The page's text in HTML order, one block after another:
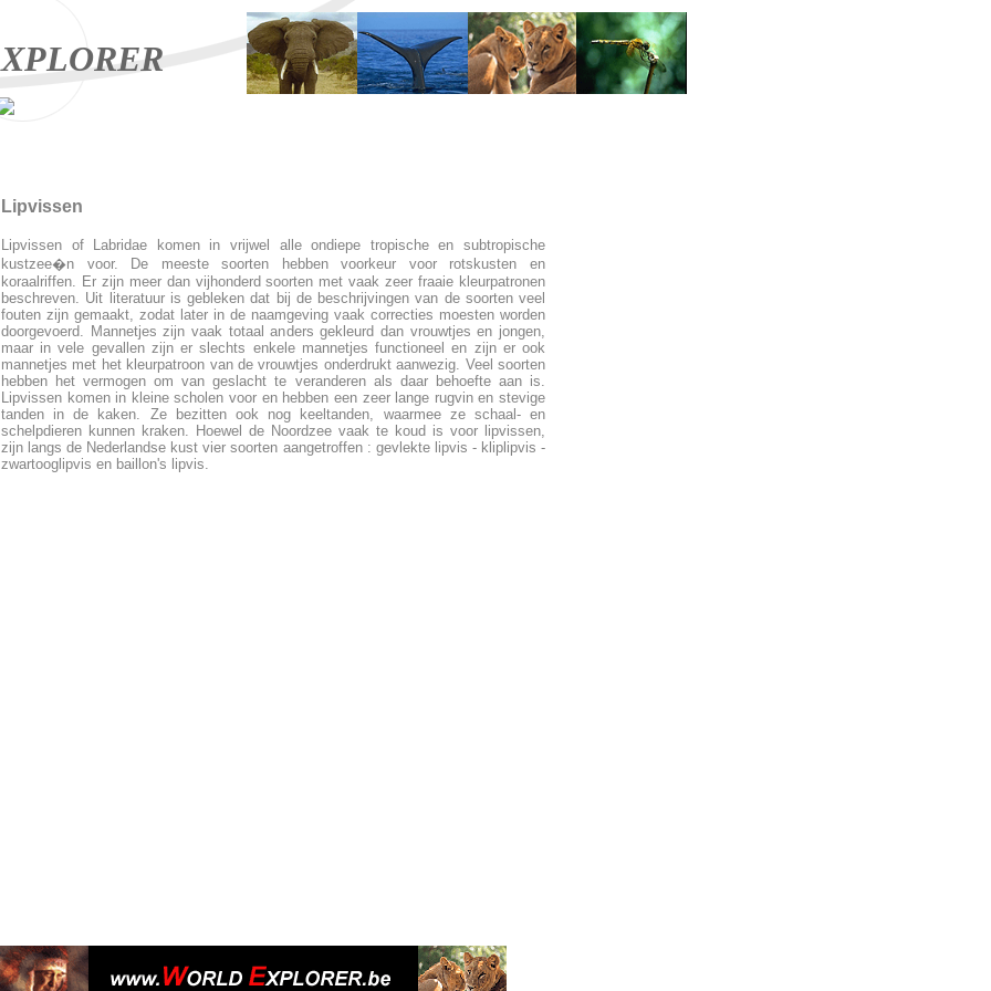
XPLORER
Lipvissen
Lipvissen of Labridae komen in vrijwel alle ondiepe tropische en subtropische
kustzee�n voor. De meeste soorten hebben voorkeur voor rotskusten en
koraalriffen. Er zijn meer dan vijhonderd soorten met vaak zeer fraaie kleurpatronen
beschreven. Uit literatuur is gebleken dat bij de beschrijvingen van de soorten veel
fouten zijn gemaakt, zodat later in de naamgeving vaak correcties moesten worden
doorgevoerd. Mannetjes zijn vaak totaal anders gekleurd dan vrouwtjes en jongen,
maar in vele gevallen zijn er slechts enkele mannetjes functioneel en zijn er ook
mannetjes met het kleurpatroon van de vrouwtjes onderdrukt aanwezig. Veel soorten
hebben het vermogen om van geslacht te veranderen als daar behoefte aan is.
Lipvissen komen in kleine scholen voor en hebben een zeer lange rugvin en stevige
tanden in de kaken. Ze bezitten ook nog keeltanden, waarmee ze schaal- en
schelpdieren kunnen kraken. Hoewel de Noordzee vaak te koud is voor lipvissen,
zijn langs de Nederlandse kust vier soorten aangetroffen : gevlekte lipvis - kliplipvis -
zwartooglipvis en baillon's lipvis.